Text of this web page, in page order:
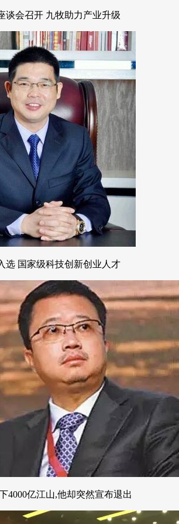
谈会召开 九牧助力产业升级
选 国家级科技创新创业人才
4000亿江山,他却突然宣布退出